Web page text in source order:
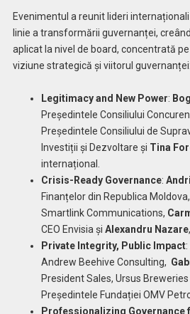
Evenimentul a reunit lideri
linie a transformării guvernanței,
aplicat la nivel de board, concentrată
viziune strategică și viitorul guvernanței:
Legitimacy and New Power:
Președintele Consiliului
Președintele Consiliului de
Investiții și Dezvoltare și Tina
internațional.
Crisis-Ready Governance:
Finanțelor din Republica Moldova,
Smartlink Communications,
CEO Envisia și Alexandru Nazare
Private Integrity, Public Impact:
Andrew Beehive Consulting,
President Sales, Ursus Breweries
Președintele Fundației OMV
Professionalizing Governance